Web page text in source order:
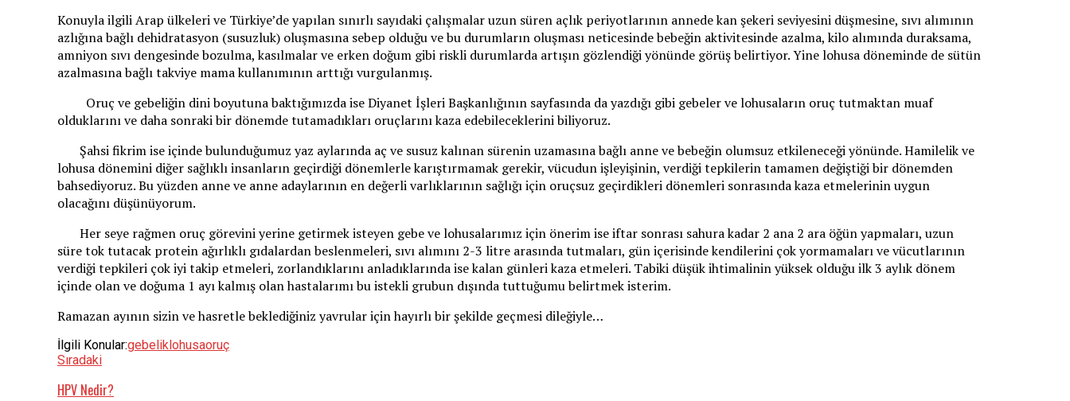
Konuyla ilgili Arap ülkeleri ve Türkiye’de yapılan sınırlı sayıdaki çalışmalar uzun süren açlık periyotlarının annede kan şekeri seviyesini düşmesine, sıvı alımının
azlığına bağlı dehidratasyon (susuzluk) oluşmasına sebep olduğu ve bu durumların oluşması neticesinde bebeğin aktivitesinde azalma, kilo alımında duraksama,
amniyon sıvı dengesinde bozulma, kasılmalar ve erken doğum gibi riskli durumlarda artışın gözlendiği yönünde görüş belirtiyor. Yine lohusa döneminde de sütün
azalmasına bağlı takviye mama kullanımının arttığı vurgulanmış.
Oruç ve gebeliğin dini boyutuna baktığımızda ise Diyanet İşleri Başkanlığının sayfasında da yazdığı gibi gebeler ve lohusaların oruç tutmaktan muaf
olduklarını ve daha sonraki bir dönemde tutamadıkları oruçlarını kaza edebileceklerini biliyoruz.
Şahsi fikrim ise içinde bulunduğumuz yaz aylarında aç ve susuz kalınan sürenin uzamasına bağlı anne ve bebeğin olumsuz etkileneceği yönünde. Hamilelik ve
lohusa dönemini diğer sağlıklı insanların geçirdiği dönemlerle karıştırmamak gerekir, vücudun işleyişinin, verdiği tepkilerin tamamen değiştiği bir dönemden
bahsediyoruz. Bu yüzden anne ve anne adaylarının en değerli varlıklarının sağlığı için oruçsuz geçirdikleri dönemleri sonrasında kaza etmelerinin uygun
olacağını düşünüyorum.
Her seye rağmen oruç görevini yerine getirmek isteyen gebe ve lohusalarımız için önerim ise iftar sonrası sahura kadar 2 ana 2 ara öğün yapmaları, uzun
süre tok tutacak protein ağırlıklı gıdalardan beslenmeleri, sıvı alımını 2-3 litre arasında tutmaları, gün içerisinde kendilerini çok yormamaları ve vücutlarının
verdiği tepkileri çok iyi takip etmeleri, zorlandıklarını anladıklarında ise kalan günleri kaza etmeleri. Tabiki düşük ihtimalinin yüksek olduğu ilk 3 aylık dönem
içinde olan ve doğuma 1 ayı kalmış olan hastalarımı bu istekli grubun dışında tuttuğumu belirtmek isterim.
Ramazan ayının sizin ve hasretle beklediğiniz yavrular için hayırlı bir şekilde geçmesi dileğiyle…
İlgili Konular:gebelik lohusaoruç
Sıradaki
HPV Nedir?